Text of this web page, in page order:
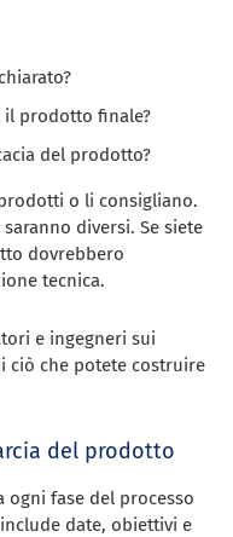
il prodotto finale?
del prodotto?
o li consigliano.
diversi. Se siete
dovrebbero
tecnica.
e ingegneri sui
ciò che potete costruire
del prodotto
fase del processo
date, obiettivi e